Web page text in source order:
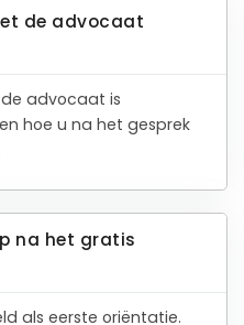
de advocaat
advocaat is
hoe u na het gesprek
na het gratis
als eerste oriëntatie.